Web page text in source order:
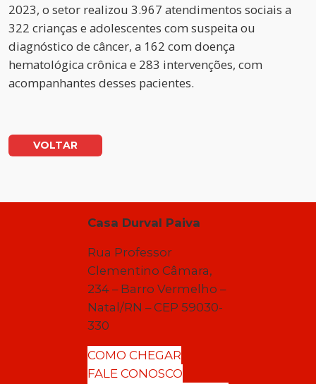
2023, o setor realizou 3.967 atendimentos sociais a
322 crianças e adolescentes com suspeita ou
diagnóstico de câncer, a 162 com doença
hematológica crônica e 283 intervenções, com
acompanhantes desses pacientes.
VOLTAR
Casa Durval Paiva
Rua Professor
Clementino Câmara,
234 – Barro Vermelho –
Natal/RN – CEP 59030-
330
COMO CHEGAR
FALE CONOSCO